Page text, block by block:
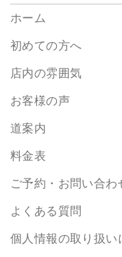
ホーム
初めての方へ
店内の雰囲気
お客様の声
道案内
料金表
ご予約・お問い合わ
よくある質問
個人情報の取り扱い